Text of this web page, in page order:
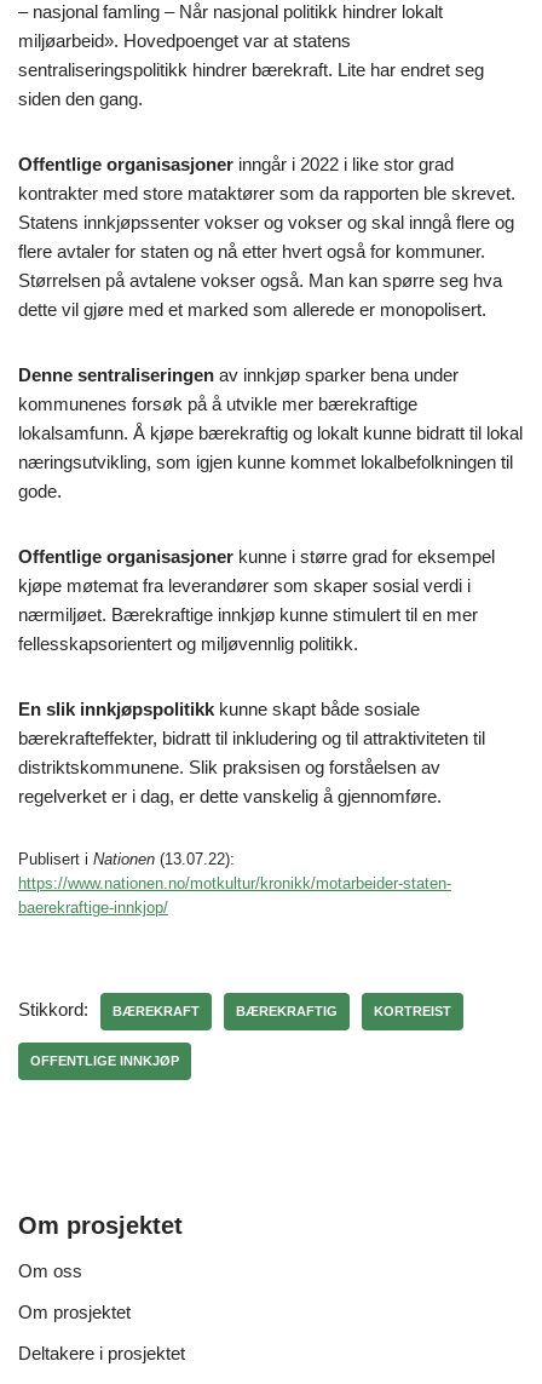
– nasjonal famling – Når nasjonal politikk hindrer lokalt
miljøarbeid». Hovedpoenget var at statens
sentraliseringspolitikk hindrer bærekraft. Lite har endret seg
siden den gang.
Offentlige organisasjoner inngår i 2022 i like stor grad
kontrakter med store mataktører som da rapporten ble skrevet.
Statens innkjøpssenter vokser og vokser og skal inngå flere og
flere avtaler for staten og nå etter hvert også for kommuner.
Størrelsen på avtalene vokser også. Man kan spørre seg hva
dette vil gjøre med et marked som allerede er monopolisert.
Denne sentraliseringen av innkjøp sparker bena under
kommunenes forsøk på å utvikle mer bærekraftige
lokalsamfunn. Å kjøpe bærekraftig og lokalt kunne bidratt til lokal
næringsutvikling, som igjen kunne kommet lokalbefolkningen til
gode.
Offentlige organisasjoner kunne i større grad for eksempel
kjøpe møtemat fra leverandører som skaper sosial verdi i
nærmiljøet. Bærekraftige innkjøp kunne stimulert til en mer
fellesskapsorientert og miljøvennlig politikk.
En slik innkjøpspolitikk kunne skapt både sosiale
bærekrafteffekter, bidratt til inkludering og til attraktiviteten til
distriktskommunene. Slik praksisen og forståelsen av
regelverket er i dag, er dette vanskelig å gjennomføre.
Publisert i Nationen (13.07.22):
https://www.nationen.no/motkultur/kronikk/motarbeider-staten-
baerekraftige-innkjop/
Stikkord: BÆREKRAFT BÆREKRAFTIG KORTREIST
OFFENTLIGE INNKJØP
Om prosjektet
Om oss
Om prosjektet
Deltakere i prosjektet